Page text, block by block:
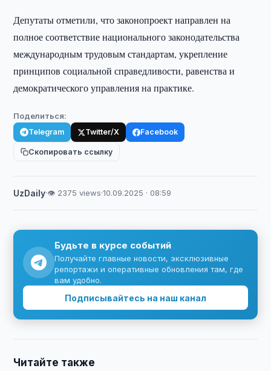
Депутаты отметили, что законопроект направлен на
полное соответствие национального законодательства
международным трудовым стандартам, укрепление
принципов социальной справедливости, равенства и
демократического управления на практике.
Поделиться:
Telegram Twitter/X Facebook
Скопировать ссылку
UzDaily·👁 2375 views·10.09.2025 · 08:59
Будьте в курсе событий
Получайте главные новости, эксклюзивные
репортажи и оперативные обновления там, где
вам удобно.
Подписывайтесь на наш канал
Читайте также